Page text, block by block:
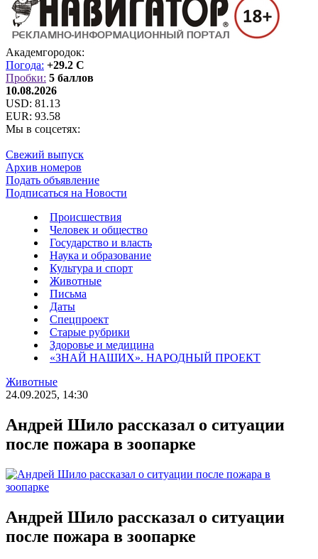
Академгородок:
Погода: +29.2 C
Пробки: 5 баллов
10.08.2026
USD: 81.13
EUR: 93.58
Мы в соцсетях:
Свежий выпуск
Архив номеров
Подать объявление
Подписаться на Новости
Происшествия
Человек и общество
Государство и власть
Наука и образование
Культура и спорт
Животные
Письма
Даты
Спецпроект
Старые рубрики
Здоровье и медицина
«ЗНАЙ НАШИХ». НАРОДНЫЙ ПРОЕКТ
Животные
24.09.2025, 14:30
Андрей Шило рассказал о ситуации
после пожара в зоопарке
Андрей Шило рассказал о ситуации
после пожара в зоопарке